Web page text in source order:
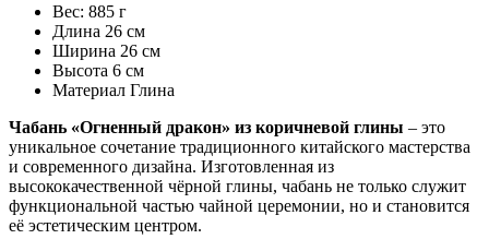
Вес: 885 г
Длина 26 см
Ширина 26 см
Высота 6 см
Maтериал Глина
Чабань «Огненный дракон» из коричневой глины – это
уникальное сочетание традиционного китайского мастерства
и современного дизайна. Изготовленная из
высококачественной чёрной глины, чабань не только служит
функциональной частью чайной церемонии, но и становится
её эстетическим центром.